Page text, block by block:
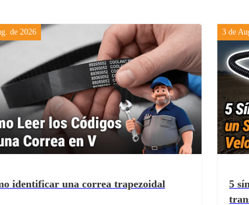
de 2026
identificar una correa trapezoidal
3 de
5